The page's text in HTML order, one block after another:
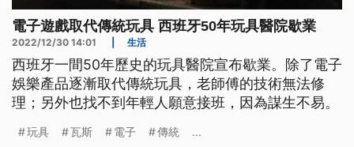
電子遊戲取代傳統玩具 西班牙50年玩具醫院歇業
2022/12/30 14:01 生活
西班牙一間50年歷史的玩具醫院宣布歇業。除了電子
娛樂產品逐漸取代傳統玩具，老師傅的技術無法修
理；另外也找不到年輕人願意接班，因為謀生不易。
玩具 瓦斯 電子 傳統 ...